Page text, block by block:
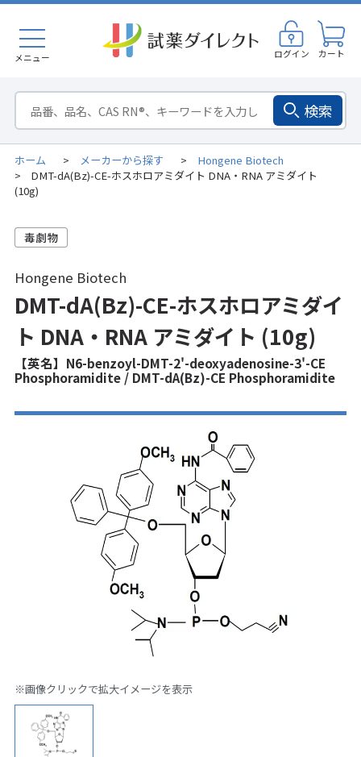
メニュー ログイン カート
検索
ホーム > メーカーから探す > Hongene Biotech
>
DMT-dA(Bz)-CE-ホスホロアミダイト DNA・RNA アミダイト
(10g)
Hongene Biotech
DMT-dA(Bz)-CE-ホスホロアミダイ
ト DNA・RNA アミダイト (10g)
【英名】N6-benzoyl-DMT-2'-deoxyadenosine-3'-CE
Phosphoramidite / DMT-dA(Bz)-CE Phosphoramidite
※画像クリックで拡大イメージを表示